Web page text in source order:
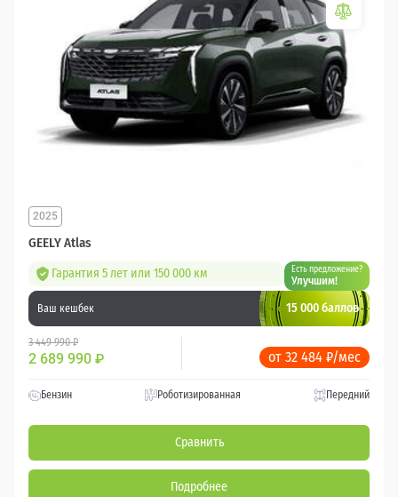
GEELY Atlas
2025
Гарантия 5 лет или 150 000 км Есть предложение?
Улучшим!
Ваш кешбек 15 000 баллов
3 449 990 ₽
2 689 990 ₽ от 32 484 ₽/мес
Бензин Роботизированная Передний
Сравнить
Подробнее